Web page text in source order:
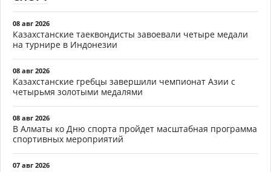
08 авг 2026
Казахстанские таеквондисты завоевали четыре медали
на турнире в Индонезии
08 авг 2026
Казахстанские гребцы завершили чемпионат Азии с
четырьмя золотыми медалями
08 авг 2026
В Алматы ко Дню спорта пройдет масштабная программа
спортивных мероприятий
07 авг 2026